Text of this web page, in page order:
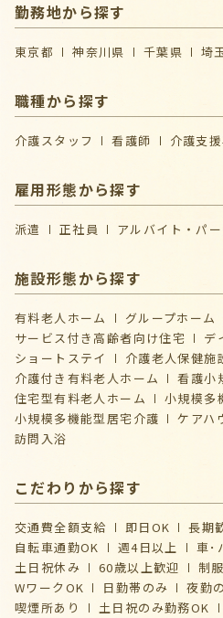
勤務地から探す
東京都 神奈川県 千葉県 埼
職種から探す
介護スタッフ 看護師 介護支
雇用形態から探す
派遣 正社員 アルバイト・パー
施設形態から探す
有料老人ホーム グループホーム
サービス付き高齢者向け住宅
デ
ショートステイ
介護⽼⼈保健施
介護付き有料老人ホーム
看護小
住宅型有料老人ホーム
小規模多
⼩規模多機能型居宅介護
ケアハ
訪問入浴
こだわりから探す
交通費全額支給 即日OK 長期
自転車通勤OK
週4日以上
車･
土日祝休み
60歳以上歓迎 制
WワークOK
日勤帯のみ 夜勤
喫煙所あり
土日祝のみ勤務OK